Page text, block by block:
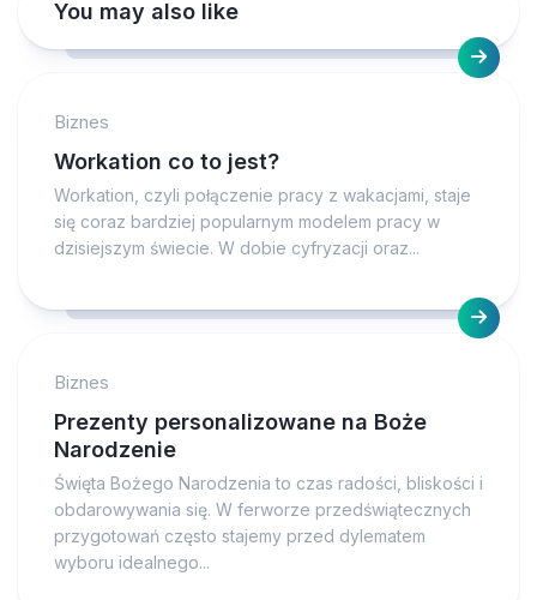
You may also like
Biznes
Workation co to jest?
Workation, czyli połączenie pracy z wakacjami, staje
się coraz bardziej popularnym modelem pracy w
dzisiejszym świecie. W dobie cyfryzacji oraz...
Biznes
Prezenty personalizowane na Boże
Narodzenie
Święta Bożego Narodzenia to czas radości, bliskości i
obdarowywania się. W ferworze przedświątecznych
przygotowań często stajemy przed dylematem
wyboru idealnego...